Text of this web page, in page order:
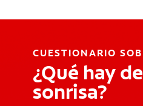
CUESTIONARIO
¿Qué hay
sonrisa?